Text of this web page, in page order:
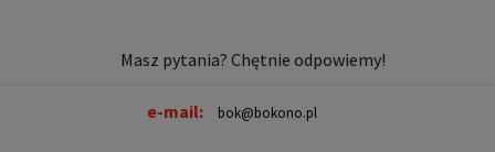
Masz pytania? Chętnie odpowiemy!
e-mail: bok@bokono.pl